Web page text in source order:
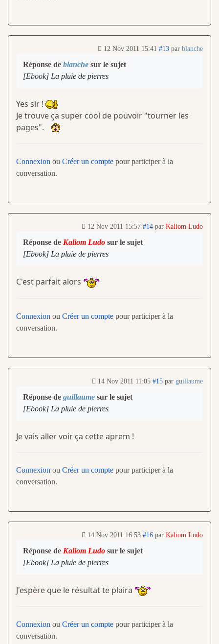
12 Nov 2011 15:41 #13 par blanche
Réponse de blanche sur le sujet
[Ebook] La pluie de pierres
Yes sir !
Je trouve ça super cool de pouvoir "tourner les
pages".
Connexion ou Créer un compte pour participer à la
conversation.
12 Nov 2011 15:57 #14 par Kaliom Ludo
Réponse de Kaliom Ludo sur le sujet
[Ebook] La pluie de pierres
C'est parfait alors
Connexion ou Créer un compte pour participer à la
conversation.
14 Nov 2011 11:05 #15 par guillaume
Réponse de guillaume sur le sujet
[Ebook] La pluie de pierres
Je vais aller voir ça cette aprem !
Connexion ou Créer un compte pour participer à la
conversation.
14 Nov 2011 16:53 #16 par Kaliom Ludo
Réponse de Kaliom Ludo sur le sujet
[Ebook] La pluie de pierres
J'espère que le résultat te plaira
Connexion ou Créer un compte pour participer à la
conversation.